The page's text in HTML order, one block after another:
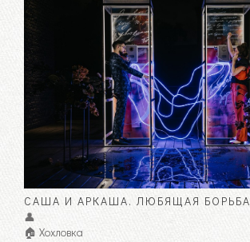
САША И АРКАША. ЛЮБЯЩАЯ БОРЬБА
👤
🏠 Хохловка